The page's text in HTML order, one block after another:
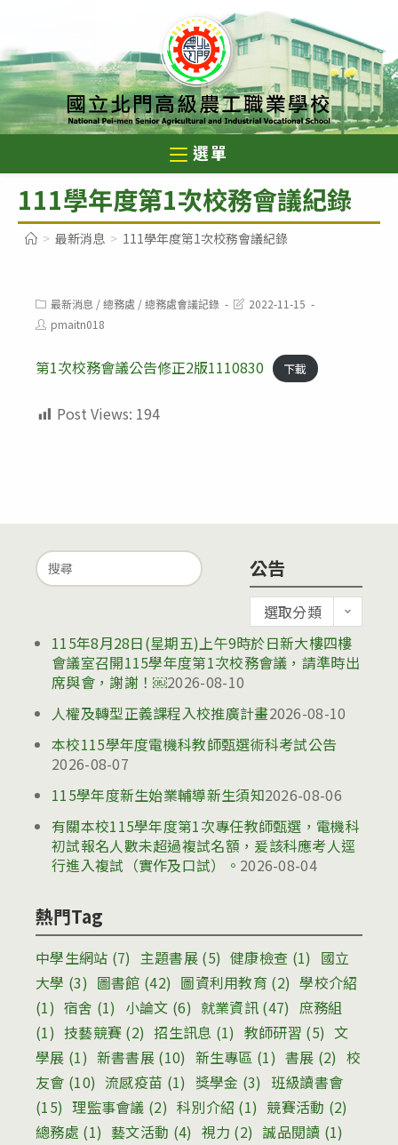
至
主
要
內
選單
111學年度第1次校務會議紀錄
> 最新消息 > 111學年度第1次校務會議紀錄
Post
category:
最新消息 /總務處 /總務處會議記錄
Post2022-11-15
Post
author:
pmaitn018
第1次校務會議公告修正2版1110830 下載
Post Views: 194
Search
for:
公告
告
選取分類
115年8月28日(星期五)上午9時於日新大樓四樓
會議室召開115學年度第1次校務會議，請準時出
席與會，謝謝！￼2026-08-10
人權及轉型正義課程入校推廣計畫2026-08-10
本校115學年度電機科教師甄選術科考試公告
2026-08-07
115學年度新生始業輔導新生須知2026-08-06
有關本校115學年度第1次專任教師甄選，電機科
初試報名人數未超過複試名額，爰該科應考人逕
行進入複試（實作及口試）。 2026-08-04
熱門Tag
中學生網站 (7) 主題書展(5) 健康檢查 (1) 國立
大學 (3) 圖書館 (42) 圖資利用教育 (2) 學校介紹
(1) 宿舍 (1) 小論文 (6) 就業資訊 (47) 庶務組
(1) 技藝競賽 (2) 招生訊息 (1) 教師研習 (5) 文
學展 (1) 新書書展 (10) 新生專區 (1) 書展 (2) 校
友會 (10) 流感疫苗 (1) 獎學金 (3) 班級讀書會
(15) 理監事會議 (2) 科別介紹 (1) 競賽活動 (2)
總務處 (1) 藝文活動 (4) 視力 (2) 誠品閱讀 (1)